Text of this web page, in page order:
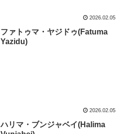
2026.02.05
ファトゥマ・ヤジドゥ(Fatuma
Yazidu)
2026.02.05
ハリマ・ブンジャベイ(Halima